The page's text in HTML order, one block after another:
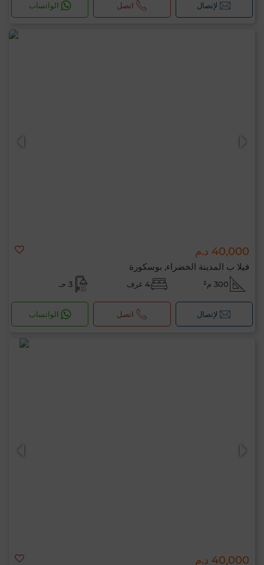
لإتصال اتصل الواتساب
40,000 د.م
فيلا ب المدينة الخضراء, بوسكورة
300 م² 4 غرف 3 حـ
لإتصال اتصل الواتساب
40,000 د.م